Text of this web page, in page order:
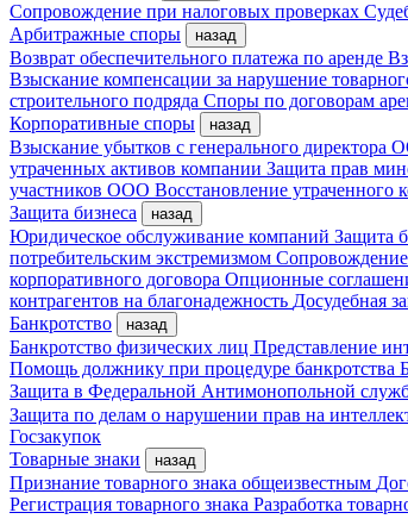
Сопровождение при налоговых проверках
Арбитражные споры
назад
Возврат обеспечительного платежа по аренде
Взыскание компенсации за нарушение
строительного подряда Споры по договорам
Корпоративные споры
назад
Взыскание убытков с генерального директора
утраченных активов компании Защита прав
участников ООО Восстановление утраченного
Защита бизнеса
назад
Юридическое обслуживание компаний Защита
потребительским экстремизмом
корпоративного договора Опционные
контрагентов на благонадежность Досудебная
Банкротство
назад
Банкротство физических лиц Представление
Помощь должнику при процедуре банкротства
Защита в Федеральной Антимонопольной
Защита по делам о нарушении прав на
Госзакупок
Товарные знаки
назад
Признание товарного знака общеизвестным
Регистрация товарного знака Разработка